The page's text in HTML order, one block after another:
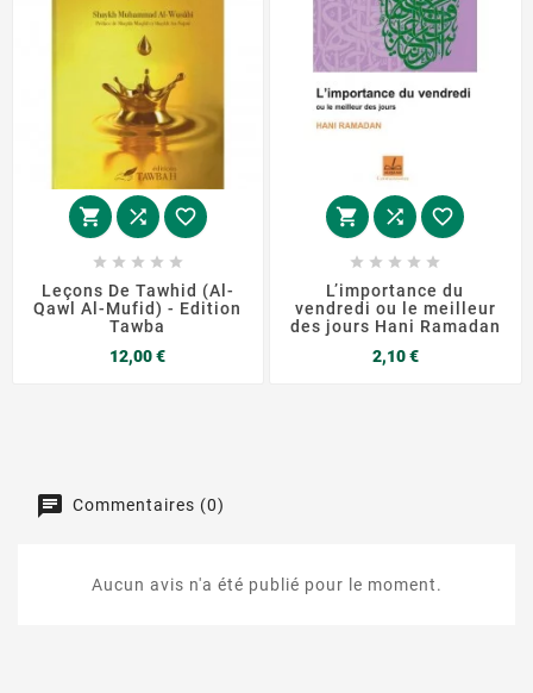
  
    
Leçons De Tawhid (Al-
Qawl Al-Mufid) - Edition
Tawba
12,00 €Prix
  
    
L’importance du
vendredi ou le meilleur
des jours Hani Ramadan
2,10 €Prix
Commentaires (0)
Aucun avis n'a été publié pour le moment.